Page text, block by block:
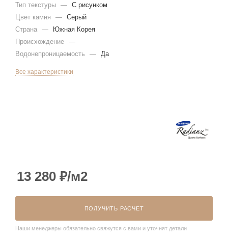
Тип текстуры — С рисунком
Цвет камня
— Серый
Страна —
Южная Корея
Происхождение —
Водонепроницаемость
— Да
Все характеристики
13 280 ₽/м2
ПОЛУЧИТЬ РАСЧЕТ
Наши менеджеры обязательно свяжутся с вами и уточнят детали